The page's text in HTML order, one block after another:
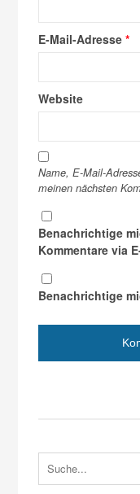
E-Mail-Adresse*
Website
Name, E-Mail-
meinen nächsten
Benachrichtige
Kommentare via
Benachrichtige